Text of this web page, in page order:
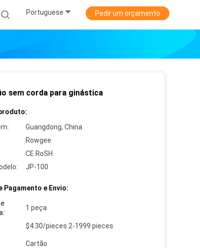
Portuguese Pedir um orçamento
sem corda para ginástica
Guangdong, China
Rowgee
CE RoSH
JP-100
Pagamento e Envio:
1 peça
$4.30/pieces 2-1999 pieces
Cartão